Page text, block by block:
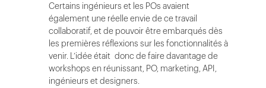
Certains ingénieurs et les POs avaient
également une réelle envie de ce travail
collaboratif, et de pouvoir être embarqués dès
les premières réflexions sur les fonctionnalités à
venir. L’idée était donc de faire davantage de
workshops en réunissant, PO, marketing, API,
ingénieurs et designers.